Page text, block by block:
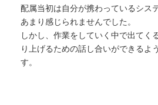
配属当初は自分が携わっているシス
あまり感じられませんでした。
しかし、作業をしていく中で出て
り上げるための話し合いができるよ
す。